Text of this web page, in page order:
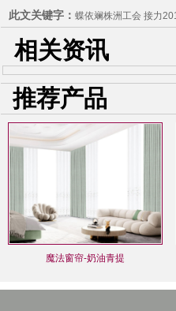
此文关键字： 蝶依斓株洲工会 接力
相关资讯
推荐产品
魔法窗帘-奶油青提